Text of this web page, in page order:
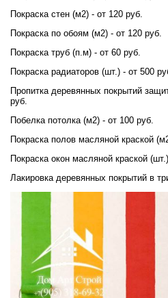
Покраска стен (м2) - от 120 руб.
Покраска по обоям (м2) - от 120 руб.
Покраска труб (п.м) - от 60 руб.
Покраска радиаторов (шт.) - от 500
Пропитка деревянных покрытий
руб.
Побелка потолка (м2) - от 100 руб.
Покраска полов масляной краской
Покраска окон масляной краской
Лакировка деревянных покрытий в